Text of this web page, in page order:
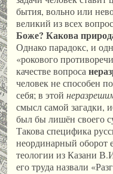
бытия, вольно или
великий из всех
Боже? Какова
Однако парадокс, и
«рокового
качестве вопроса
человек не способен
себя; в этой
смысл самой загадки,
был бы лишён своего
Такова специфика
неординарный оборот
теологии из Казани
его труда назвали